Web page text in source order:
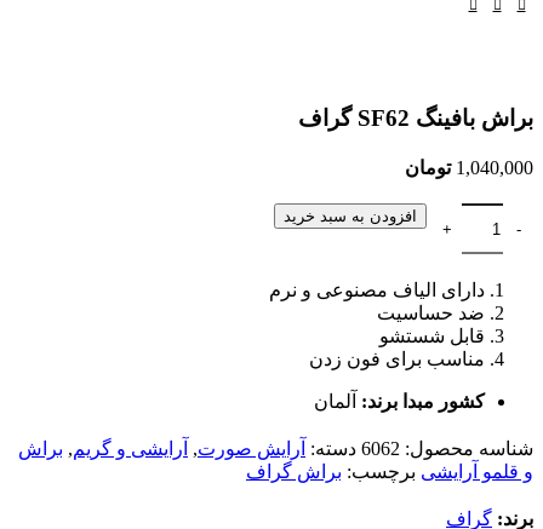
براش بافینگ SF62 گراف
1,040,000 تومان
افزودن به سبد خرید
دارای الیاف مصنوعی و نرم
ضد حساسیت
قابل شستشو
مناسب برای فون زدن
کشور مبدا برند: آلمان
شناسه محصول: 6062 دسته: آرایش صورت, آرایشی و گریم, براش
و قلمو آرایشی برچسب: براش گراف
برند: گراف